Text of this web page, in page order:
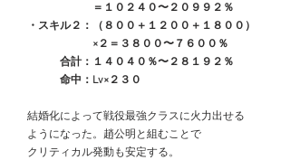
＝１０２４０〜２０９９２％
・スキル２：（８００＋１２００＋１８００）
×２＝３８００〜７６００％
合計：１４０４０％〜２８１９２％
命中：Lv×２３０
結婚化によって戦役最強クラスに火力出せる
ようになった。趙公明と組むことで
クリティカル発動も安定する。